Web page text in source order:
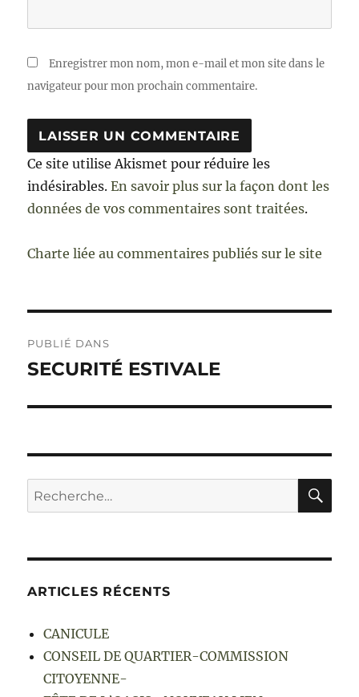
Enregistrer mon nom, mon e-mail et mon site dans le
navigateur pour mon prochain commentaire.
Ce site utilise Akismet pour réduire les
indésirables.En savoir plus sur la façon dont les
données de vos commentaires sont traitées.
Charte liée au commentaires publiés sur le site
de
PUBLIÉ DANS
SECURITÉ ESTIVALE
Recherche
pour :
ARTICLES RÉCENTS
CANICULE
CONSEIL DE QUARTIER-COMMISSION
CITOYENNE-